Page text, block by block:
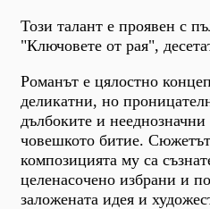
Този талант е проявен с
"Ключовете от рая",
Романът е цялостно
деликатни, но
дълбоките и нееднозначни
човешкото битие.
композицията му са
целенасочено избрани и
заложената идея и